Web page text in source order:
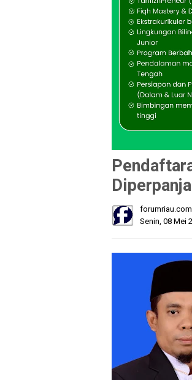
forumriau.com
Senin, 08 Mei